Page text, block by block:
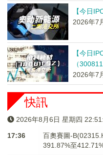
【今日
2026年7
【今日
（
2026年7
快訊
2026年8月6日 星期四
17:36
百奧賽圖-
391.87%至